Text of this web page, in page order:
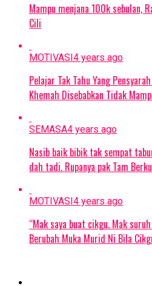
Mampu menjana 100k sebulan,
Cili
MOTIVASI4 years ago
Pelajar Tak Tahu Yang
Khemah Disebabkan Tidak
SEMASA4 years ago
Nasib baik bibik tak sempat
dah tadi. Rupanya pak Tam
MOTIVASI4 years ago
“Mak saya buat cikgu. Mak
Berubah Muka Murid Ni Bila